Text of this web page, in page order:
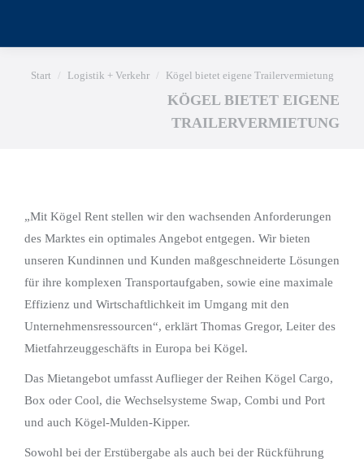
Sie befinden sich hier:
Start Logistik + Verkehr Kögel bietet eigene Trailervermietung
KÖGEL BIETET EIGENE
TRAILERVERMIETUNG
„Mit Kögel Rent stellen wir den wachsenden Anforderungen
des Marktes ein optimales Angebot entgegen. Wir bieten
unseren Kundinnen und Kunden maßgeschneiderte Lösungen
für ihre komplexen Transportaufgaben, sowie eine maximale
Effizienz und Wirtschaftlichkeit im Umgang mit den
Unternehmensressourcen“, erklärt Thomas Gregor, Leiter des
Mietfahrzeuggeschäfts in Europa bei Kögel.
Das Mietangebot umfasst Auflieger der Reihen Kögel Cargo,
Box oder Cool, die Wechselsysteme Swap, Combi und Port
und auch Kögel-Mulden-Kipper.
Sowohl bei der Erstübergabe als auch bei der Rückführung